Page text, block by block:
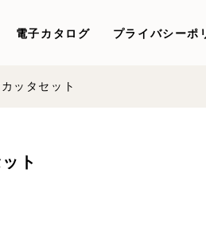
電子カタログ プライバシーポ
ッタセット
ト